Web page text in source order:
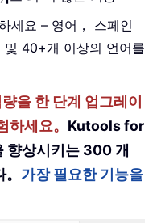
세요 – 영어， 스페인
및 40+개 이상의 언어를
을 한 단계 업그레이
하세요。 Kutools for
향상시키는 300 개
가장 필요한 기능을